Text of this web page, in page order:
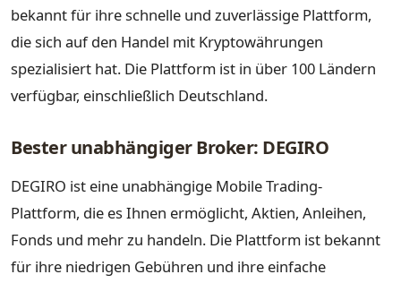
bekannt für ihre schnelle und zuverlässige Plattform,
die sich auf den Handel mit Kryptowährungen
spezialisiert hat. Die Plattform ist in über 100 Ländern
verfügbar, einschließlich Deutschland.
Bester unabhängiger Broker: DEGIRO
DEGIRO ist eine unabhängige Mobile Trading-
Plattform, die es Ihnen ermöglicht, Aktien, Anleihen,
Fonds und mehr zu handeln. Die Plattform ist bekannt
für ihre niedrigen Gebühren und ihre einfache